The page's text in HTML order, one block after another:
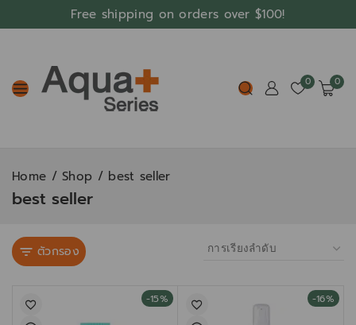
Free shipping on orders over $100!
0 0
Home / Shop / best seller
best seller
ตัวกรอง
-15% -16%